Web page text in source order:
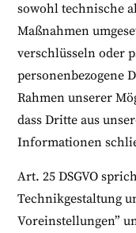
sowohl technische
Maßnahmen
verschlüsseln oder
personenbezogene
Rahmen unserer
dass Dritte aus
Informationen
Art. 25 DSGVO
Technikgestaltung
Voreinstellungen”